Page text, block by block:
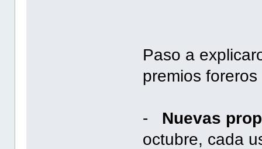
Paso a
premios
- Nuevas
octubre, cada